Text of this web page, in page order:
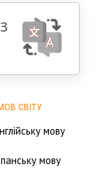
СВІТУ
мову
мову